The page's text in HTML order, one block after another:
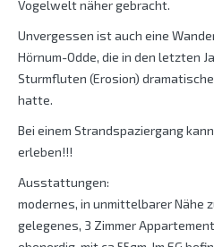
Vogelwelt näher gebracht.
Unvergessen ist auch eine
Hörnum-Odde, die in den letzten
Sturmfluten (Erosion)
hatte.
Bei einem Strandspaziergang
erleben!!!
Ausstattungen:
modernes, in unmittelbarer Nähe
gelegenes, 3 Zimmer